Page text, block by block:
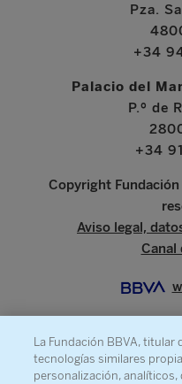
Pza.
+34
Palacio del
P.º de
+34
Copyright
Aviso legal,
Canal
SOBRE
La Fundación BBVA,
tecnologías similares
personalización, analíticos,